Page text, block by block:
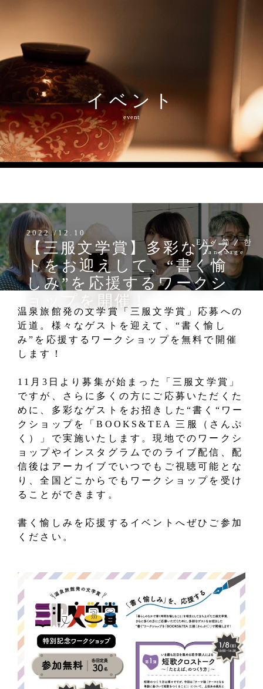
EN 简 한
language
イベント
event
2022./12.10
【三服文学賞】多彩なゲス
トをお迎えして、“書く愉
しみ”を応援するワークシ
ョップを開催！
温泉旅館発の文学賞「三服文学賞」応募への
近道。様々なゲストを迎えて、“書く愉し
み”を応援するワークショップを無料で開催
します！
11月3日より募集が始まった「三服文学賞」
ですが、さらに​多くの方にご応募いただくた
めに、多彩なゲストをお招きした“書く“ワー
クショップを「BOOKS&TEA 三服（さんぷ
く）」で実施いたします。現地でのワークシ
ョップやインスタグラムでのライブ配信、配
信後はアーカイブでいつでもご視聴可能とな
り、全国どこからでもワークショップを受け
ることができます。
書く愉しみを応援するイベントへぜひご参加
ください。